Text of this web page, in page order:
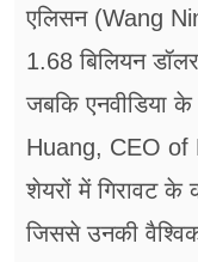
एलिसन (Wang
1.68 बिलियन
जबकि एनवीडिया
Huang, CEO of
शेयरों में गिरावट के
जिससे उनकी